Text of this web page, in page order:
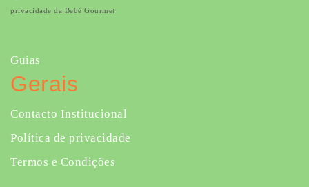
privacidade da Bebé Gourmet
Guias
Gerais
Contacto Institucional
Política de privacidade
Termos e Condições